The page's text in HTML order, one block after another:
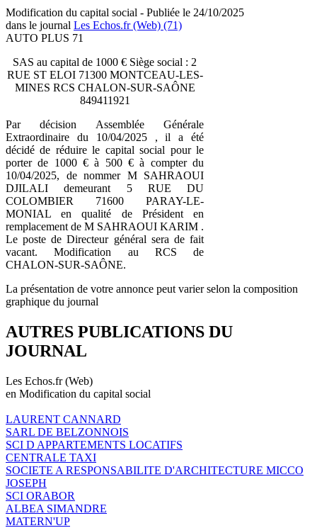
Modification du capital social - Publiée le 24/10/2025
dans le journal Les Echos.fr (Web) (71)
AUTO PLUS 71
SAS au capital de 1000 € Siège social : 2
RUE ST ELOI 71300 MONTCEAU-LES-
MINES RCS CHALON-SUR-SAÔNE
849411921
Par décision Assemblée Générale
Extraordinaire du 10/04/2025 , il a été
décidé de réduire le capital social pour le
porter de 1000 € à 500 € à compter du
10/04/2025, de nommer M SAHRAOUI
DJILALI demeurant 5 RUE DU
COLOMBIER 71600 PARAY-LE-
MONIAL en qualité de Président en
remplacement de M SAHRAOUI KARIM .
Le poste de Directeur général sera de fait
vacant. Modification au RCS de
CHALON-SUR-SAÔNE.
La présentation de votre annonce peut varier selon la composition
graphique du journal
AUTRES PUBLICATIONS DU
JOURNAL
Les Echos.fr (Web)
en Modification du capital social
LAURENT CANNARD
SARL DE BELZONNOIS
SCI D APPARTEMENTS LOCATIFS
CENTRALE TAXI
SOCIETE A RESPONSABILITE D'ARCHITECTURE MICCO
JOSEPH
SCI ORABOR
ALBEA SIMANDRE
MATERN'UP